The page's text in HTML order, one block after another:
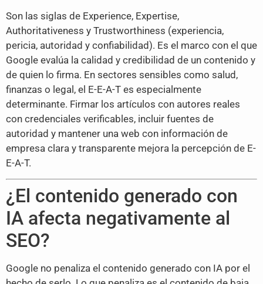
Son las siglas de Experience, Expertise,
Authoritativeness y Trustworthiness (experiencia,
pericia, autoridad y confiabilidad). Es el marco con el que
Google evalúa la calidad y credibilidad de un contenido y
de quien lo firma. En sectores sensibles como salud,
finanzas o legal, el E-E-A-T es especialmente
determinante. Firmar los artículos con autores reales
con credenciales verificables, incluir fuentes de
autoridad y mantener una web con información de
empresa clara y transparente mejora la percepción de E-
E-A-T.
¿El contenido generado con
IA afecta negativamente al
SEO?
Google no penaliza el contenido generado con IA por el